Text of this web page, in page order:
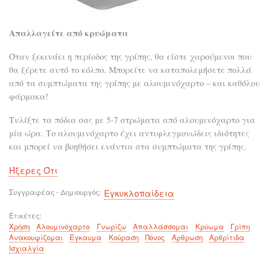
Απαλλαγείτε από κρυώματα
Όταν ξεκινάει η περίοδος της γρίπης, θα είστε χαρούμενοι που
θα ξέρετε αυτό το κόλπο. Μπορείτε να καταπολεμήσετε πολλά
από τα συμπτώματα της γρίπης με αλουμινόχαρτο – και καθόλου
φάρμακα!
Τυλίξτε τα πόδια σας με 5-7 στρώματα από αλουμινόχαρτο για
μία ώρα. Το αλουμινόχαρτο έχει αντιφλεγμονώδεις ιδιότητες
και μπορεί να βοηθήσει ενάντια στα συμπτώματα της γρίπης.
Ήξερες Ότι
Συγγραφέας - Δημιουργός Εγκυκλοπαίδεια
Ετικέτες
Χρήση
Αλουμινόχαρτο Γνωρίζω Απαλλάσσομαι Κρύωμα
Γρίπη
Ανακουφίζομαι
Έγκαυμα Κούραση Πόνος Άρθρωση
Αρθρίτιδα
Ισχιαλγία